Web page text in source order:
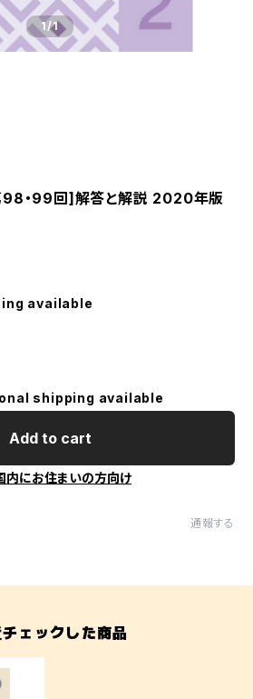
1/1
・99回]解答と解説 2020年版
available
shipping available
Add to cart
内にお住まいの方向け
通報する
チェックした商品